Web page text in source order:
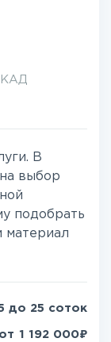
В
выбор
подобрать
материал
до 25 соток
от 1 192 000₽